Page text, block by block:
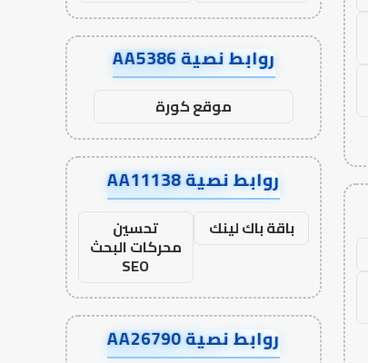
روابط نصية AA5386
موقع كورة
روابط نصية AA11138
باقة باك لينك تحسين
محركات البحث
SEO
روابط نصية AA26790